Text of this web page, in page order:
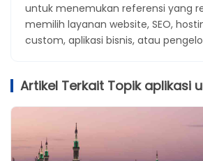
untuk menemukan referensi yang
memilih layanan website, SEO,
custom, aplikasi bisnis, atau
Artikel Terkait Topik aplikasi